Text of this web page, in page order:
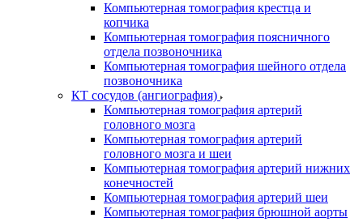
Компьютерная томография крестца и
копчика
Компьютерная томография поясничного
отдела позвоночника
Компьютерная томография шейного отдела
позвоночника
КТ сосудов (ангиография)
Компьютерная томография артерий
головного мозга
Компьютерная томография артерий
головного мозга и шеи
Компьютерная томография артерий нижних
конечностей
Компьютерная томография артерий шеи
Компьютерная томография брюшной аорты